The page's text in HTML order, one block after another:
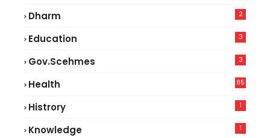
Dharm 2
Education 3
Gov.scehmes 3
Health
85
Histrory 1
Knowledge 1